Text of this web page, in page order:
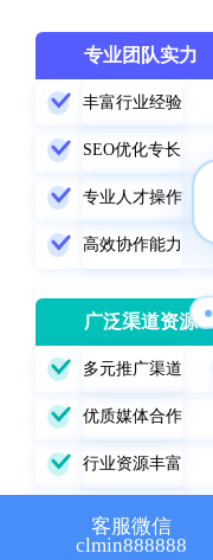
专业团队实力
丰富行业经验
SEO优化专长
专业人才操作
高效协作能力
广泛渠道资源
多元推广渠道
优质媒体合作
行业资源丰富
客服微信
clmin888888
🔍 SEO优化
📍 GEO推广
📢 信息流
咨询内容